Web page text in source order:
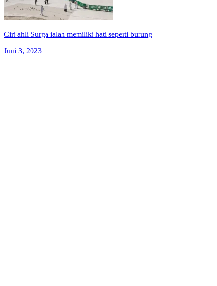
Ciri ahli Surga ialah memiliki hati seperti burung
Juni 3, 2023